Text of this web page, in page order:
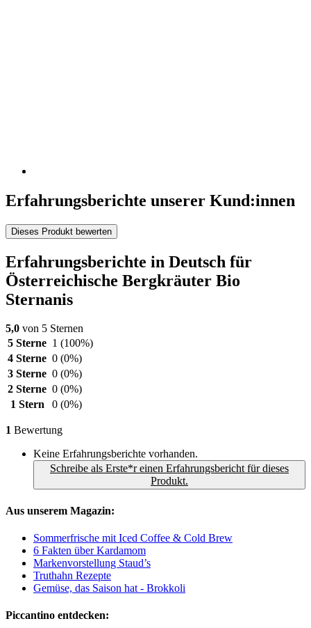
Erfahrungsberichte unserer Kund:innen
Dieses Produkt bewerten
Erfahrungsberichte in Deutsch für
Österreichische Bergkräuter Bio
Sternanis
5,0 von 5 Sternen
5 Sterne 1 (100%)
4 Sterne 0 (0%)
3 Sterne 0 (0%)
2 Sterne 0 (0%)
1 Stern
0 (0%)
1 Bewertung
Keine Erfahrungsberichte vorhanden.
Schreibe als Erste*r einen Erfahrungsbericht für dieses
Produkt.
Aus unserem Magazin:
Sommerfrische mit Iced Coffee & Cold Brew
6 Fakten über Kardamom
Markenvorstellung Staud’s
Truthahn Rezepte
Gemüse, das Saison hat - Brokkoli
Piccantino entdecken: